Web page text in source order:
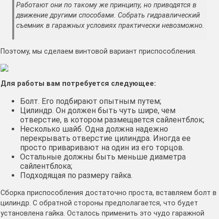
Работают они по такому же принципу, но приводятся в
движение другими способами. Собрать гидравлический
съемник в гаражных условиях практически невозможно.
Поэтому, мы сделаем винтовой вариант приспособления.
Для работы вам потребуется следующее:
Болт. Его подбирают опытным путем;
Цилиндр. Он должен быть чуть шире, чем
отверстие, в котором размещается сайлентблок;
Несколько шайб. Одна должна надежно
перекрывать отверстие цилиндра. Иногда ее
просто приваривают на один из его торцов.
Остальные должны быть меньше диаметра
сайлентблока;
Подходящая по размеру гайка.
Сборка приспособления достаточно проста, вставляем болт в
цилиндр. С обратной стороны предполагается, что будет
установлена гайка. Осталось применить это чудо гаражной